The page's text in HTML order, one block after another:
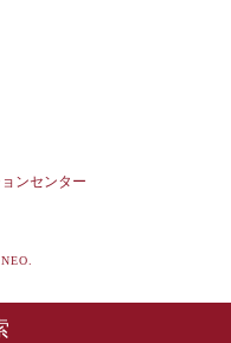
ンセンター